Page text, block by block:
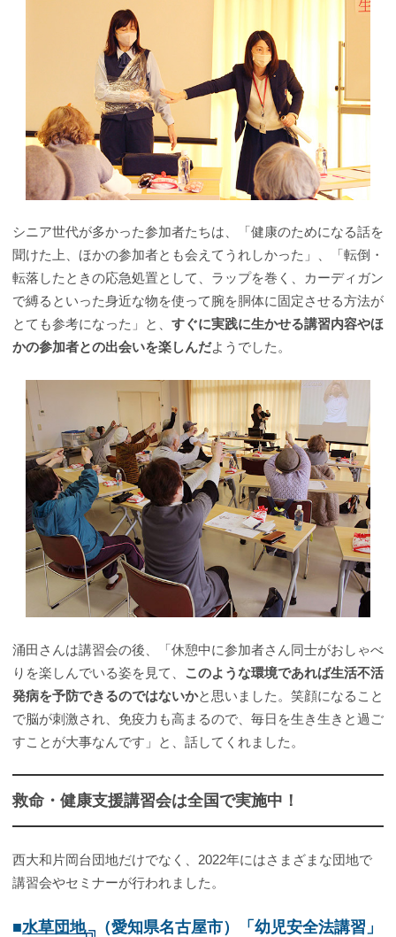
シニア世代が多かった参加者たちは、「健康のためになる話を
聞けた上、ほかの参加者とも会えてうれしかった」、「転倒・
転落したときの応急処置として、ラップを巻く、カーディガン
で縛るといった身近な物を使って腕を胴体に固定させる方法が
とても参考になった」と、 すぐに実践に生かせる講習内容やほ
かの参加者との出会いを楽しんだようでした。
涌田さんは講習会の後、「休憩中に参加者さん同士がおしゃべ
りを楽しんでいる姿を見て、 このような環境であれば生活不活
発病を予防できるのではないかと思いました。笑顔になること
で脳が刺激され、免疫力も高まるので、毎日を生き生きと過ご
すことが大事なんです」と、話してくれました。
救命・健康支援講習会は全国で実施中！
西大和片岡台団地だけでなく、2022年にはさまざまな団地で
講習会やセミナーが行われました。
■水草団地 （愛知県名古屋市）「幼児安全法講習」